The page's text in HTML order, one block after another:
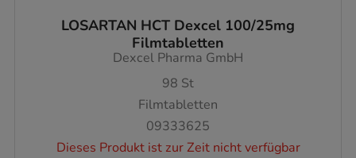
LOSARTAN HCT Dexcel 100/25mg
Filmtabletten
Dexcel Pharma GmbH
98 St
Filmtabletten
09333625
Dieses Produkt ist zur Zeit nicht verfügbar